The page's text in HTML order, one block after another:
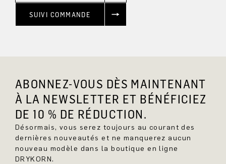
SUIVI COMMANDE
ABONNEZ-VOUS DÈS MAINTENANT
À LA NEWSLETTER ET BÉNÉFICIEZ
DE 10 % DE RÉDUCTION.
Désormais, vous serez toujours au courant des
dernières nouveautés et ne manquerez aucun
nouveau modèle dans la boutique en ligne
DRYKORN.